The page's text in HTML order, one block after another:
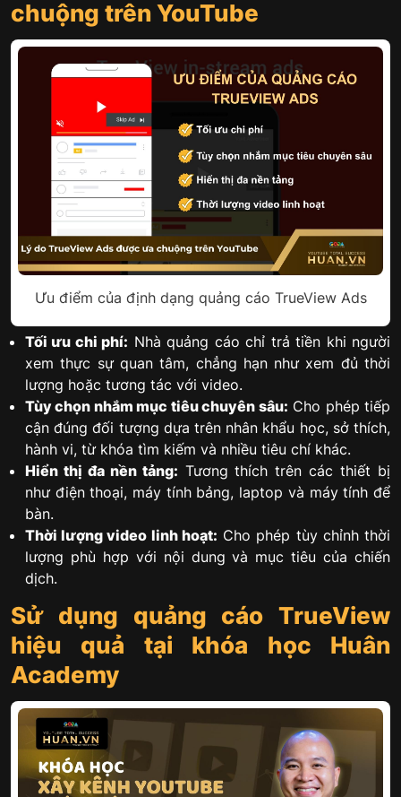
chuộng trên YouTube
Ưu điểm của định dạng quảng cáo TrueView Ads
Tối ưu chi phí: Nhà quảng cáo chỉ trả tiền khi người
xem thực sự quan tâm, chẳng hạn như xem đủ thời
lượng hoặc tương tác với video.
Tùy chọn nhắm mục tiêu chuyên sâu: Cho phép tiếp
cận đúng đối tượng dựa trên nhân khẩu học, sở thích,
hành vi, từ khóa tìm kiếm và nhiều tiêu chí khác.
Hiển thị đa nền tảng: Tương thích trên các thiết bị
như điện thoại, máy tính bảng, laptop và máy tính để
bàn.
Thời lượng video linh hoạt: Cho phép tùy chỉnh thời
lượng phù hợp với nội dung và mục tiêu của chiến
dịch.
Sử dụng quảng cáo TrueView
hiệu quả tại khóa học Huân
Academy